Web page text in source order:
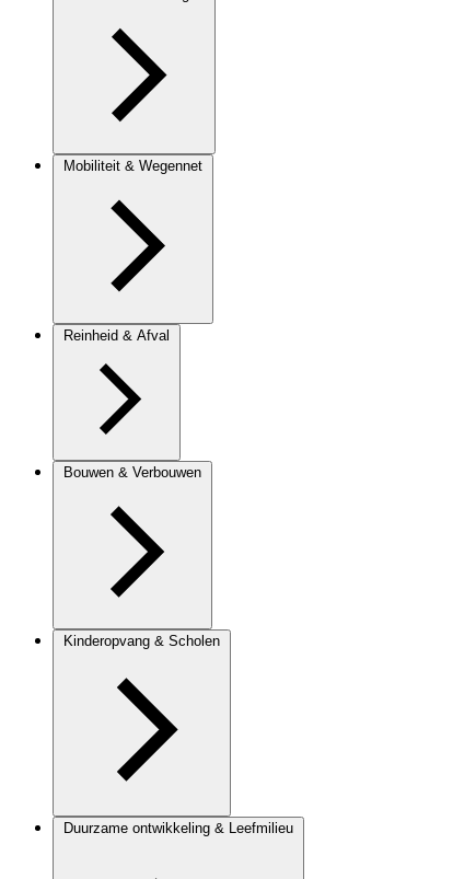
Mobiliteit & Wegennet
Reinheid & Afval
Bouwen & Verbouwen
Kinderopvang & Scholen
Duurzame ontwikkeling & Leefmilieu